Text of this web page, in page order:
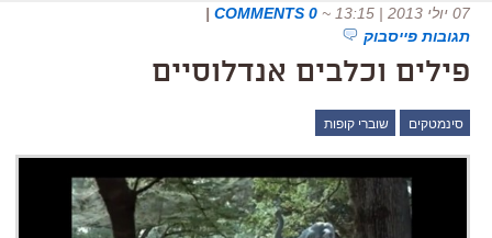
07 יולי 2013 | 13:15 ~
0 COMMENTS
|
תגובות פייסבוק
פילים וכלבים אנדלוסיים
סינמטקים שוברי קופות